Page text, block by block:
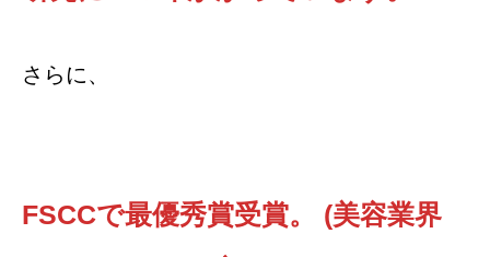
さらに、
FSCCで最優秀賞受賞。 (美容業界